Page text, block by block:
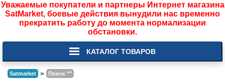
Уважаемые покупатели и партнеры Интернет магазина
SatMarket, боевые действия вынудили нас временно
прекратить работу до момента нормализации
обстановки.
КАТАЛОГ ТОВАРОВ
Satmarket » Поиск ""